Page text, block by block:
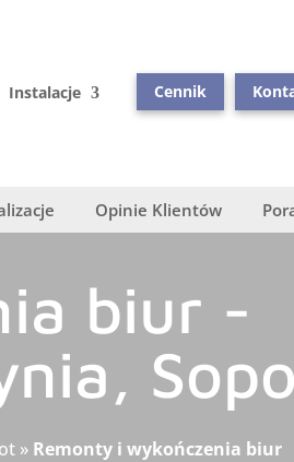
Instalacje Cennik
Opinie Klientów
biur -
» Remonty i wykończenia biur